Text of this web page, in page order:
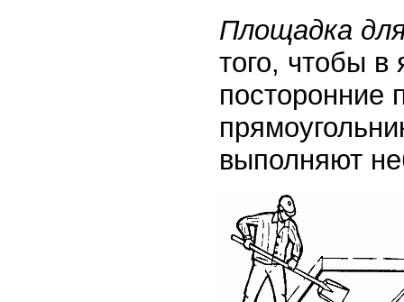
Площадка
того, чтобы
посторонние
выполняют